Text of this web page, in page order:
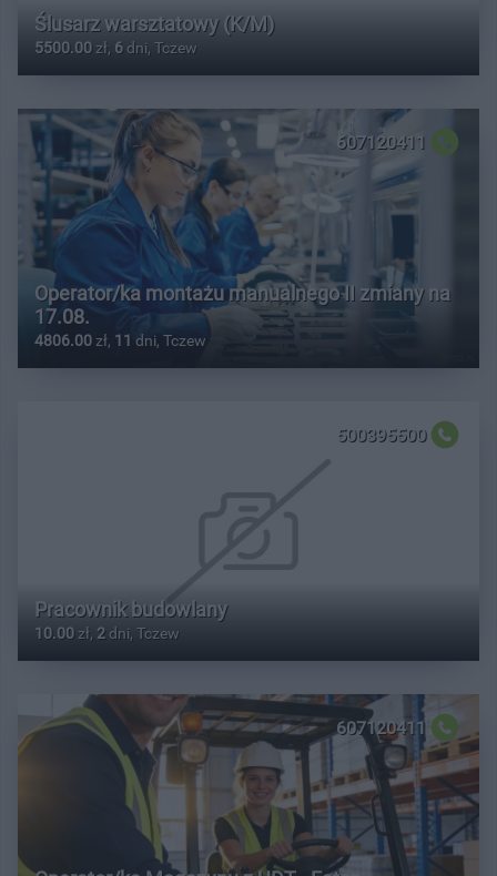
Ślusarz warsztatowy (K/M)
5500.00 zł, 6 dni, Tczew
607120411
Operator/ka montażu manualnego II zmiany na
17.08.
4806.00 zł, 11 dni, Tczew
500395500
Pracownik budowlany
10.00 zł, 2 dni, Tczew
607120411